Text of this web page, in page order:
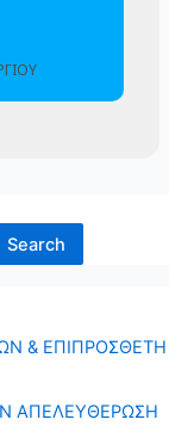
Search
& ΕΠΙΠΡΟΣΘΕΤΗ
ΑΠΕΛΕΥΘΕΡΩΣΗ